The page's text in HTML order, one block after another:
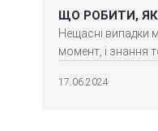
ЩО РОБИТИ,
Нещасні випадки
момент, і знання
17.06.2024